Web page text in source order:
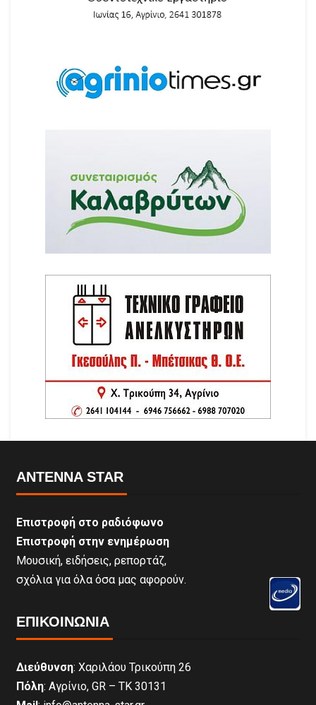
ANTENNA STAR
Επιστροφή στο ραδιόφωνο
Επιστροφή στην ενημέρωση
Μουσική, ειδήσεις, ρεπορτάζ,
σχόλια για όλα όσα μας αφορούν.
ΕΠΙΚΟΙΝΩΝΊΑ
Διεύθυνση: Χαριλάου Τρικούπη 26
Πόλη: Αγρίνιο, GR – ΤΚ 30131